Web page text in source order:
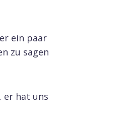
ein paar
zu sagen
er hat uns